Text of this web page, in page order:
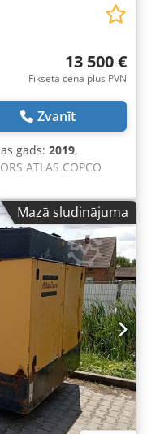
13 500 €
Fiksēta cena plus PVN
Zvanīt
gads: 2019,
ATLAS COPCO
ATLAS
dati: ražīgums
gads 2019;
darba stundas:
Cena (neto): 58
ir saite uz video,
Mazā sludinājuma